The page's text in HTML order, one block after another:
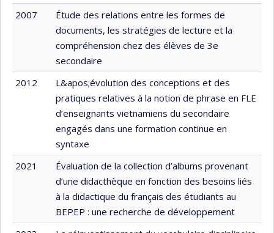
2007
Étude des relations entre les formes de
documents, les stratégies de lecture et la
compréhension chez des élèves de 3e
secondaire
2012
L&apos;évolution des conceptions et des
pratiques relatives à la notion de phrase en FLE
d’enseignants vietnamiens du secondaire
engagés dans une formation continue en
syntaxe
2021
Évaluation de la collection d’albums provenant
d’une didacthèque en fonction des besoins liés
à la didactique du français des étudiants au
BEPEP : une recherche de développement